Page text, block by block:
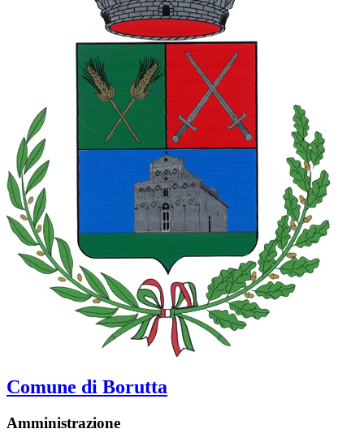
Comune di Borutta
Amministrazione